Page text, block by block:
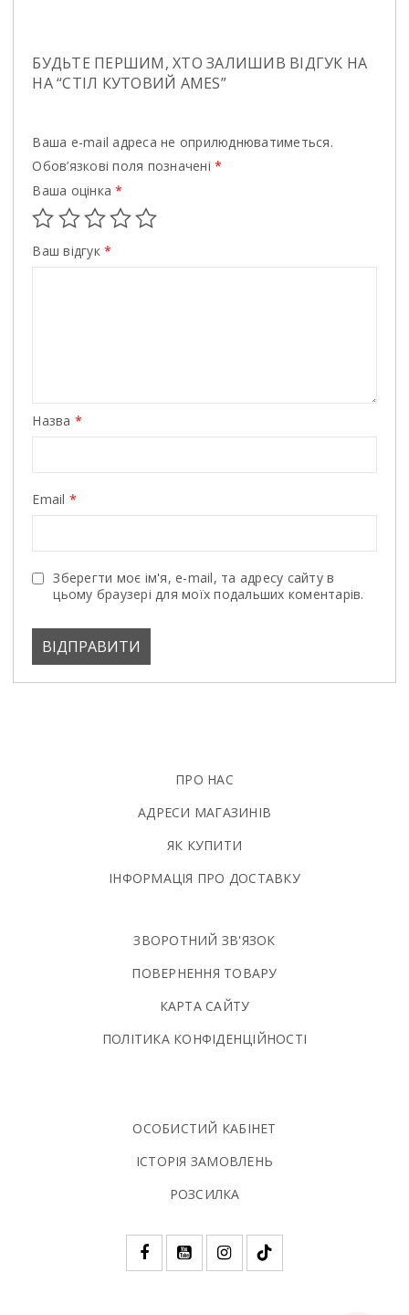
БУДЬТЕ ПЕРШИМ, ХТО ЗАЛИШИВ ВІДГУК НА
НА “СТIЛ КУТОВИЙ AMES”
Ваша e-mail адреса не оприлюднюватиметься.
Обов’язкові поля позначені*
Ваша оцінка*
Ваш відгук*
Назва *
Email *
Зберегти моє ім'я, e-mail, та адресу сайту в
цьому браузері для моїх подальших коментарів.
ПРО НАС
АДРЕСИ МАГАЗИНІВ
ЯК КУПИТИ
ІНФОРМАЦІЯ ПРО ДОСТАВКУ
ЗВОРОТНИЙ ЗВ'ЯЗОК
ПОВЕРНЕННЯ ТОВАРУ
КАРТА САЙТУ
ПОЛIТИКА КОНФIДЕНЦIЙНОСТI
ОСОБИСТИЙ КАБІНЕТ
ІСТОРІЯ ЗАМОВЛЕНЬ
РОЗСИЛКА